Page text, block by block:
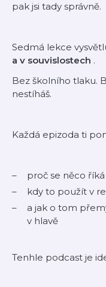
pak jsi tady správně.
Sedmá lekce
a v souvislostech .
Bez školního tlaku.
nestíháš.
Každá epizoda ti
proč se něco
kdy to použít v
a jak o tom
v hlavě
Tenhle podcast je